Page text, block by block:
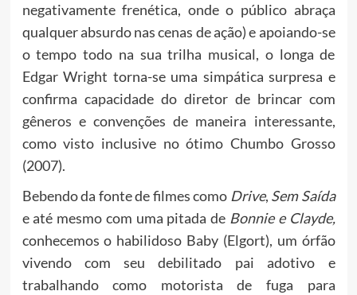
negativamente frenética, onde o público abraça
qualquer absurdo nas cenas de ação) e apoiando-se
o tempo todo na sua trilha musical, o longa de
Edgar Wright torna-se uma simpática surpresa e
confirma capacidade do diretor de brincar com
gêneros e convenções de maneira interessante,
como visto inclusive no ótimo Chumbo Grosso
(2007).
Bebendo da fonte de filmes como Drive, Sem Saída
e até mesmo com uma pitada de Bonnie e Clayde,
conhecemos o habilidoso Baby (Elgort), um órfão
vivendo com seu debilitado pai adotivo e
trabalhando como motorista de fuga para